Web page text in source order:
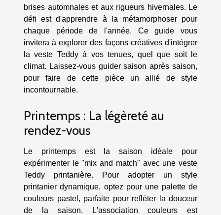
brises automnales et aux rigueurs hivernales. Le
défi est d'apprendre à la métamorphoser pour
chaque période de l'année. Ce guide vous
invitera à explorer des façons créatives d'intégrer
la veste Teddy à vos tenues, quel que soit le
climat. Laissez-vous guider saison après saison,
pour faire de cette pièce un allié de style
incontournable.
Printemps : La légèreté au
rendez-vous
Le printemps est la saison idéale pour
expérimenter le "mix and match" avec une veste
Teddy printanière. Pour adopter un style
printanier dynamique, optez pour une palette de
couleurs pastel, parfaite pour refléter la douceur
de la saison. L'association couleurs est